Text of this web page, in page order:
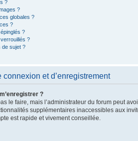
?
?
globales ?
?
?
?
de sujet ?
connexion et d’enregistrement
?
le faire, mais l’administrateur du forum peut
supplémentaires inaccessibles aux
est rapide et vivement conseillée.